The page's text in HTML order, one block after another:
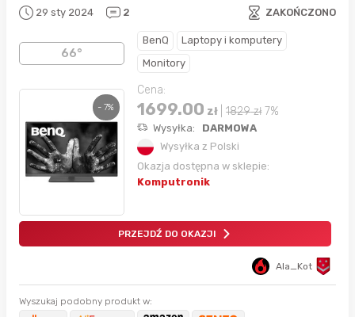
HDR | Głośniki 2 x 2,5 W | Pivot | VESA
29 sty 2024 2 ZAKOŃCZONO
66°
BenQ
Laptopy i komputery
Monitory
- 7%
Cena:
1699.00 zł 1829zł 7%
Wysyłka:
DARMOWA
Wysyłka z Polski
Okazja dostępna w sklepie:
Komputronik
PRZEJDŹ DO OKAZJI
Ala_Kot
Wyszukaj podobny produkt w: